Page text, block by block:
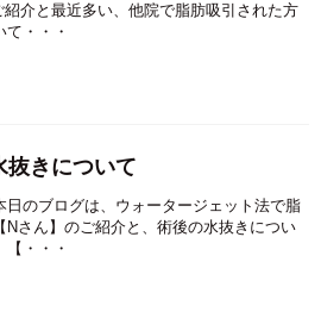
紹介と最近多い、他院で脂肪吸引された方
・・・
抜きについて
日のブログは、ウォータージェット法で脂
Nさん】のご紹介と、術後の水抜きについ
・・・